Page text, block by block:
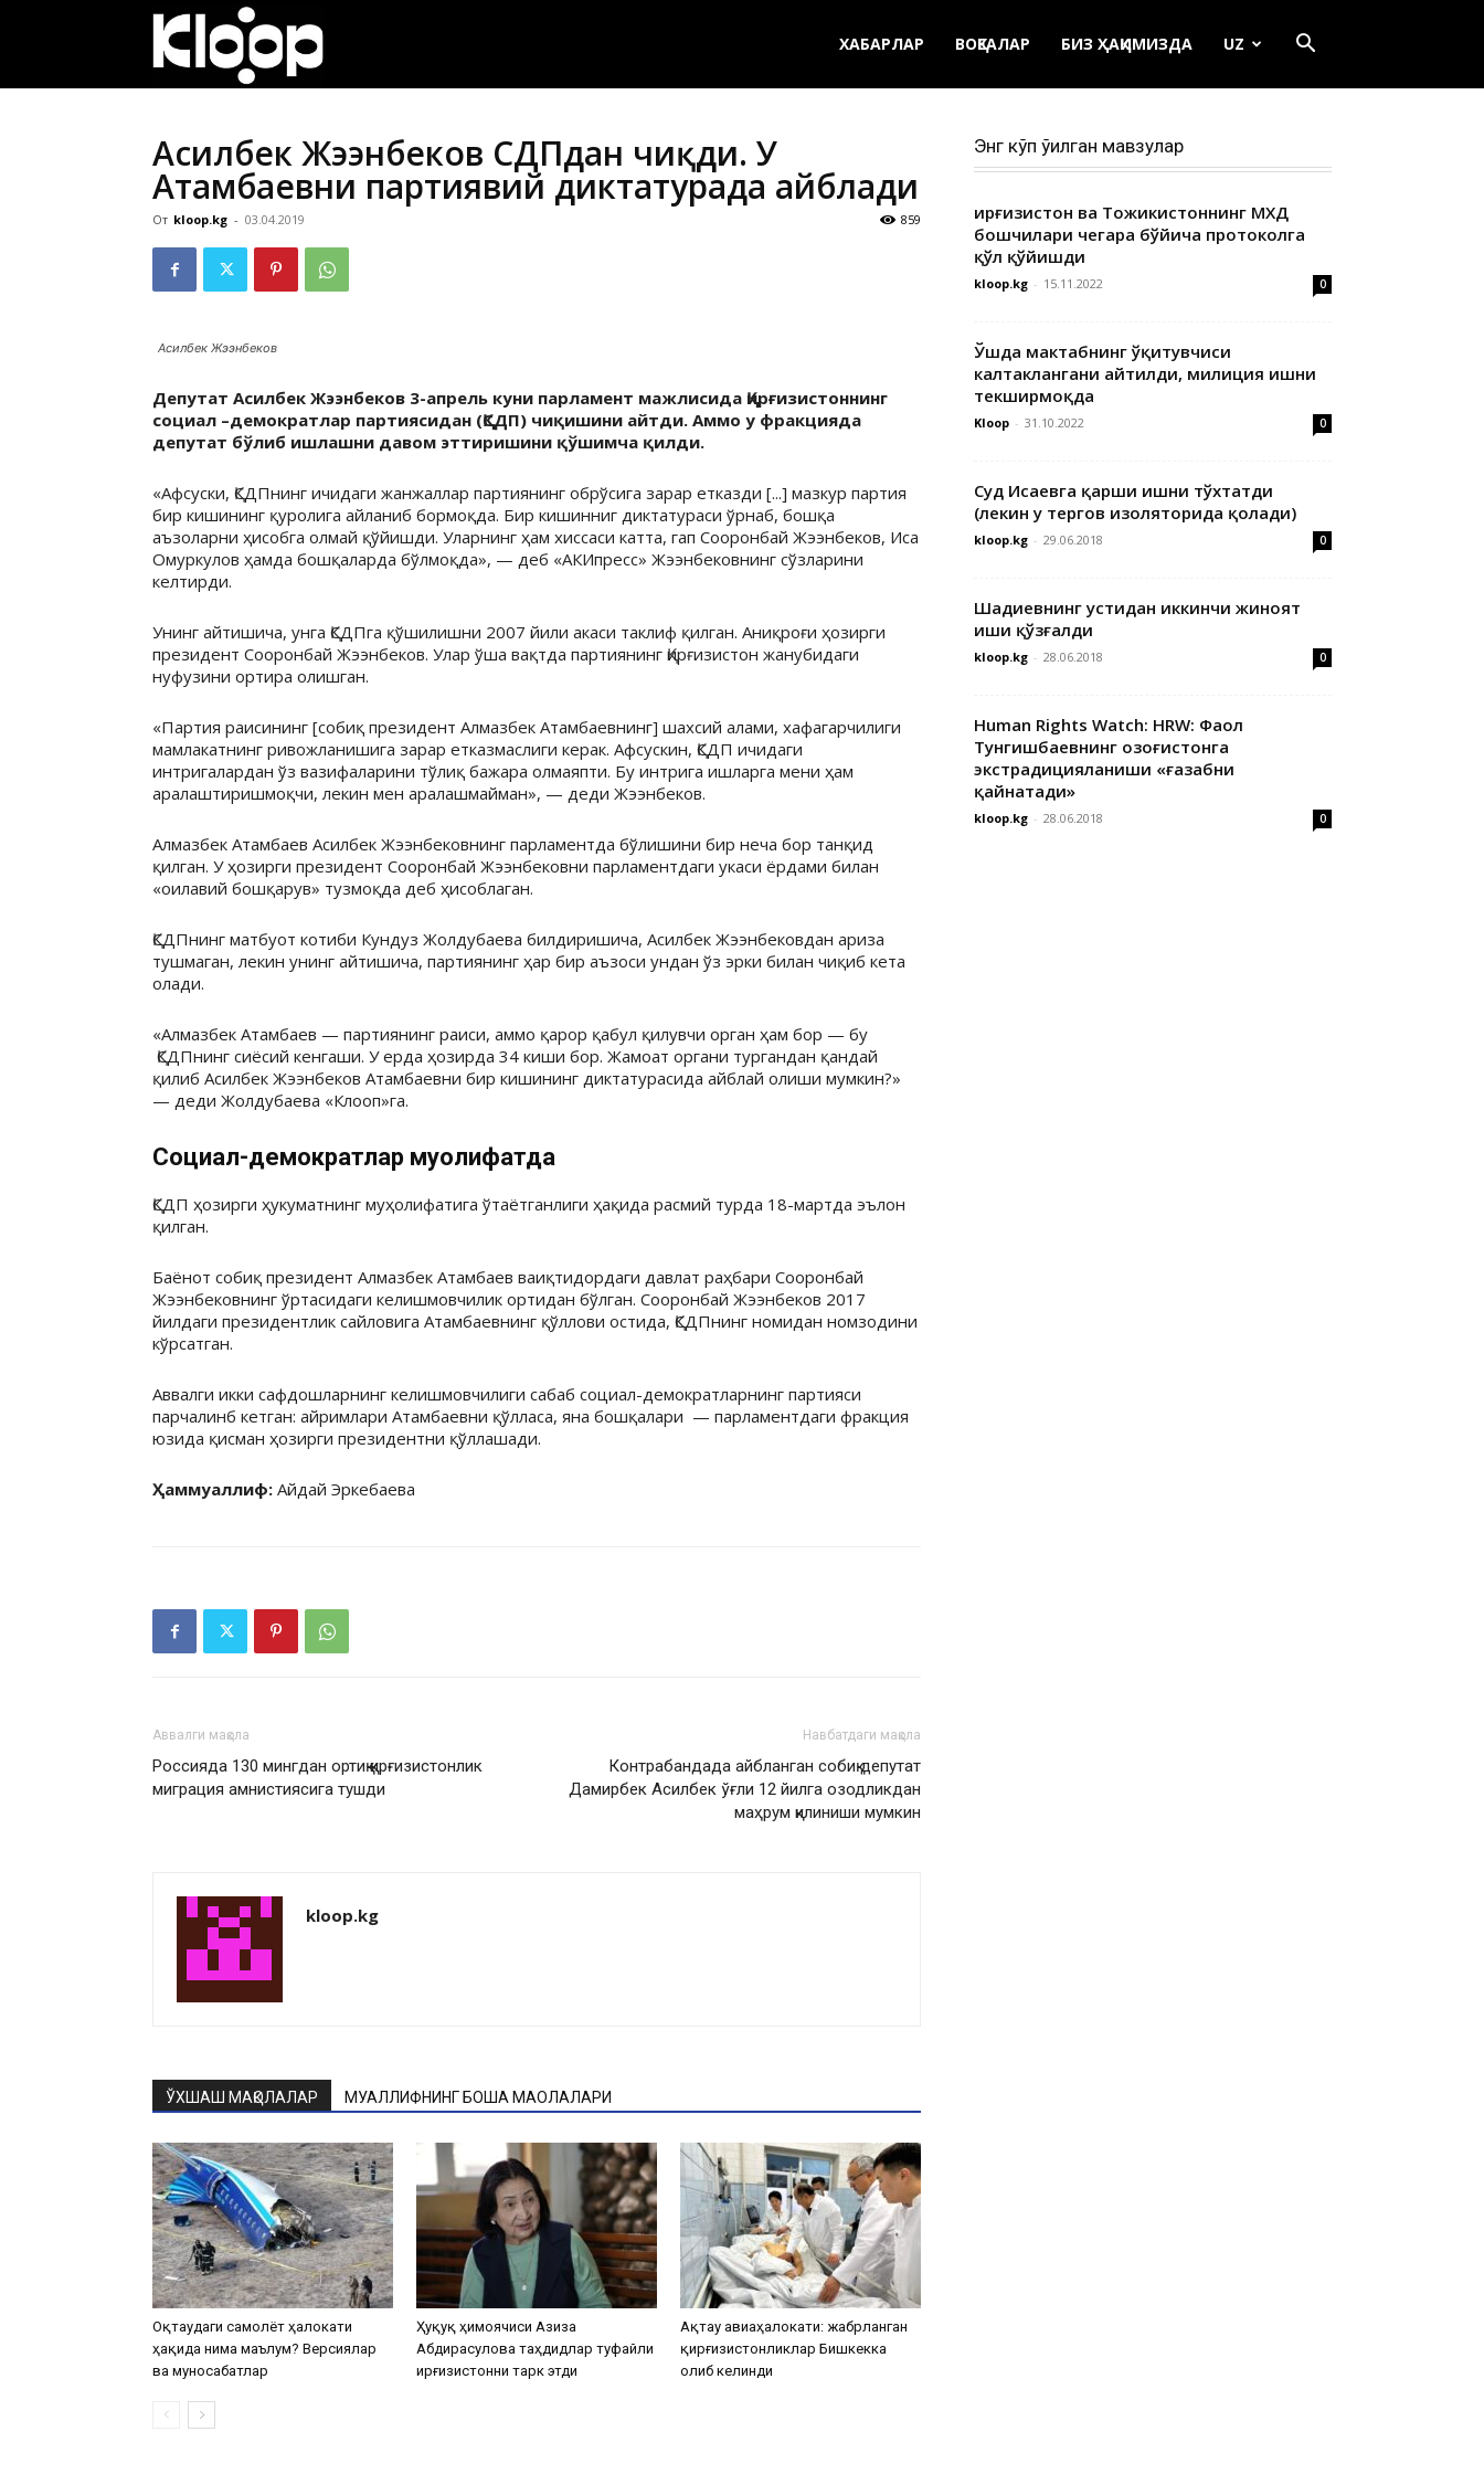
ХАБАРЛАР ВОҚЕАЛАР БИЗ ҲАҚИМИЗДА UZ
Асилбек Жээнбеков ҚСДПдан чиқди. У
Атамбаевни партиявий диктатурада айблади
От kloop.kg - 03.04.2019 859
Асилбек Жээнбеков
Депутат Асилбек Жээнбеков 3-апрель куни парламент мажлисида Қирғизистоннинг
социал –демократлар партиясидан (ҚСДП) чиқишини айтди. Аммо у фракцияда
депутат бўлиб ишлашни давом эттиришини қўшимча қилди.
«Афсуски, ҚСДПнинг ичидаги жанжаллар партиянинг обрўсига зарар етказди [...] мазкур партия
бир кишининг қуролига айланиб бормоқда. Бир кишинниг диктатураси ўрнаб, бошқа
аъзоларни ҳисобга олмай қўйишди. Уларнинг ҳам хиссаси катта, гап Сооронбай Жээнбеков, Иса
Омуркулов ҳамда бошқаларда бўлмоқда», — деб «АКИпресс» Жээнбековнинг сўзларини
келтирди.
Унинг айтишича, унга ҚСДПга қўшилишни 2007 йили акаси таклиф қилган. Аниқроғи ҳозирги
президент Сооронбай Жээнбеков. Улар ўша вақтда партиянинг Қирғизистон жанубидаги
нуфузини ортира олишган.
«Партия раисининг [собиқ президент Алмазбек Атамбаевнинг] шахсий алами, хафагарчилиги
мамлакатнинг ривожланишига зарар етказмаслиги керак. Афсускин, ҚСДП ичидаги
интригалардан ўз вазифаларини тўлиқ бажара олмаяпти. Бу интрига ишларга мени ҳам
аралаштиришмоқчи, лекин мен аралашмайман», — деди Жээнбеков.
Алмазбек Атамбаев Асилбек Жээнбековнинг парламентда бўлишини бир неча бор танқид
қилган. У ҳозирги президент Сооронбай Жээнбековни парламентдаги укаси ёрдами билан
«оилавий бошқарув» тузмоқда деб ҳисоблаган.
ҚСДПнинг матбуот котиби Кундуз Жолдубаева билдиришича, Асилбек Жээнбековдан ариза
тушмаган, лекин унинг айтишича, партиянинг ҳар бир аъзоси ундан ўз эрки билан чиқиб кета
олади.
«Алмазбек Атамбаев — партиянинг раиси, аммо қарор қабул қилувчи орган ҳам бор — бу
ҚСДПнинг сиёсий кенгаши. У ерда ҳозирда 34 киши бор. Жамоат органи тургандан қандай
қилиб Асилбек Жээнбеков Атамбаевни бир кишининг диктатурасида айблай олиши мумкин?»
— деди Жолдубаева «Клооп»га.
Социал-демократлар муҳолифатда
ҚСДП ҳозирги ҳукуматнинг муҳолифатига ўтаётганлиги ҳақида расмий турда 18-мартда эълон
қилган.
Баёнот собиқ президент Алмазбек Атамбаев ваиқтидордаги давлат раҳбари Сооронбай
Жээнбековнинг ўртасидаги келишмовчилик ортидан бўлган. Сооронбай Жээнбеков 2017
йилдаги президентлик сайловига Атамбаевнинг қўллови остида, ҚСДПнинг номидан номзодини
кўрсатган.
Аввалги икки сафдошларнинг келишмовчилиги сабаб социал-демократларнинг партияси
парчалинб кетган: айримлари Атамбаевни қўлласа, яна бошқалари — парламентдаги фракция
юзида қисман ҳозирги президентни қўллашади.
Ҳаммуаллиф: Айдай Эркебаева
Аввалги мақола
Россияда 130 мингдан ортиқ қирғизистонлик
миграция амнистиясига тушди
Навбатдаги мақола
Контрабандада айбланган собиқ депутат
Дамирбек Асилбек ўғли 12 йилга озодликдан
маҳрум қилиниши мумкин
kloop.kg
ЎХШАШ МАҚОЛАЛАР МУАЛЛИФНИНГ БОШҚА МАҚОЛАЛАРИ
Оқтаудаги самолёт ҳалокати
ҳақида нима маълум? Версиялар
ва муносабатлар
Ҳуқуқ ҳимоячиси Азиза
Абдирасулова таҳдидлар туфайли
Қирғизистонни тарк этди
Ақтау авиаҳалокати: жабрланган
қирғизистонликлар Бишкекка
олиб келинди
Энг кўп ўқилган мавзулар
Қирғизистон ва Тожикистоннинг МХДҚ
бошчилари чегара бўйича протоколга
қўл қўйишди
kloop.kg - 15.11.2022 0
Ўшда мактабнинг ўқитувчиси
калтаклангани айтилди, милиция ишни
текширмоқда
Kloop - 31.10.2022 0
Суд Исаевга қарши ишни тўхтатди
(лекин у тергов изоляторида қолади)
kloop.kg - 29.06.2018 0
Шадиевнинг устидан иккинчи жиноят
иши қўзғалди
kloop.kg - 28.06.2018 0
Human Rights Watch: HRW: Фаол
Тунгишбаевнинг Қозоғистонга
экстрадицияланиши «ғазабни
қайнатади»
kloop.kg - 28.06.2018 0